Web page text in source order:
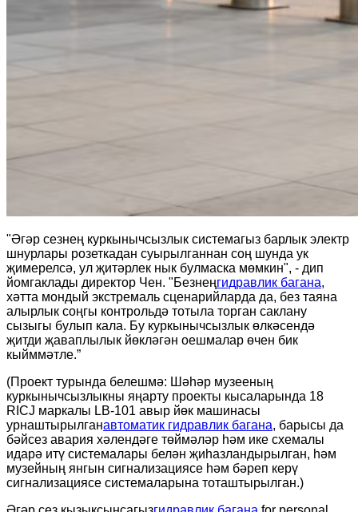
"Әгәр сезнең куркынычсызлык системагыз барлык электр
шнурлары розеткадан суырылганнан соң шунда ук
җимерелсә, ул җитәрлек нык булмаска мөмкин", - дип
йомгаклады директор Чен. "Безнеңгидравлик багана,
хәтта мондый экстремаль сценарийларда да, без таяна
алырлык соңгы контрольдә тотыла торган саклану
сызыгы булып кала. Бу куркынычсызлык өлкәсендә
җитди җаваплылык йөкләгән оешмалар өчен бик
кыйммәтле.”
(Проект турында белешмә: Шәһәр музееның
куркынычсызлыкны яңарту проекты кысаларында 18
RICJ маркалы LB-101 авыр йөк машинасы
урнаштырылганавтоматик гидравлик багана, барысы да
бәйсез авария хәлендәге төймәләр һәм ике схемалы
идарә итү системалары белән җиһазландырылган, һәм
музейның янгын сигнализациясе һәм бәреп керү
сигнализациясе системаларына тоташтырылган.)